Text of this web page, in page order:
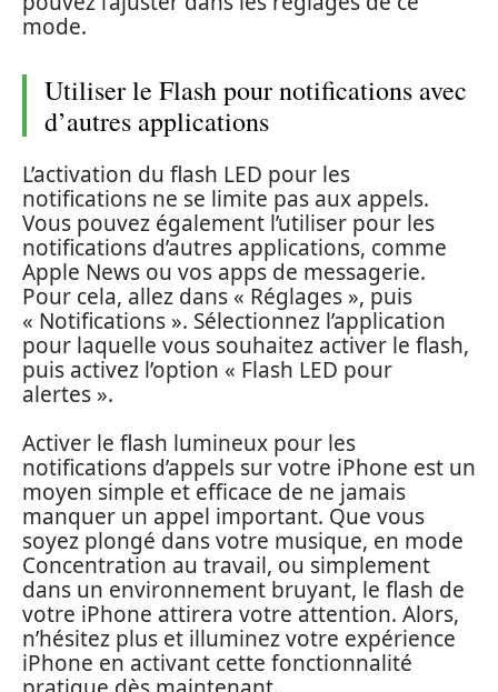
mode.
Utiliser le Flash pour notifications avec
d’autres applications
L’activation du flash LED pour les
notifications ne se limite pas aux appels.
Vous pouvez également l’utiliser pour les
notifications d’autres applications, comme
Apple News ou vos apps de messagerie.
Pour cela, allez dans « Réglages », puis
« Notifications ». Sélectionnez l’application
pour laquelle vous souhaitez activer le flash,
puis activez l’option « Flash LED pour
alertes ».
Activer le flash lumineux pour les
notifications d’appels sur votre iPhone est un
moyen simple et efficace de ne jamais
manquer un appel important. Que vous
soyez plongé dans votre musique, en mode
Concentration au travail, ou simplement
dans un environnement bruyant, le flash de
votre iPhone attirera votre attention. Alors,
n’hésitez plus et illuminez votre expérience
iPhone en activant cette fonctionnalité